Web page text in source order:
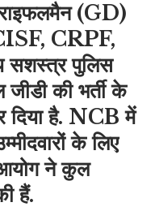
(GD)
CRPF,
पुलिस
की भर्ती के
दिया है. NCB में
के लिए
आयोग ने कुल
हैं.